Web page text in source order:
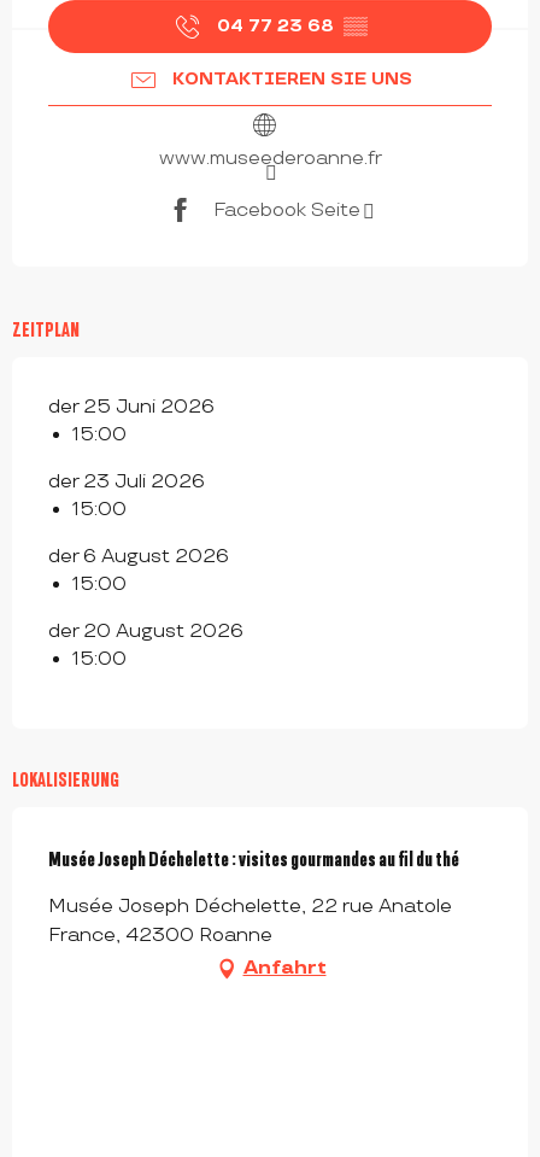
04 77 23 68 ▒▒
KONTAKTIEREN SIE UNS
www.museederoanne.fr
Facebook Seite
ZEITPLAN
der 25 Juni 2026
15:00
der 23 Juli 2026
15:00
der 6 August 2026
15:00
der 20 August 2026
15:00
LOKALISIERUNG
Musée Joseph Déchelette : visites gourmandes au fil du thé
Musée Joseph Déchelette, 22 rue Anatole
France, 42300 Roanne
Anfahrt